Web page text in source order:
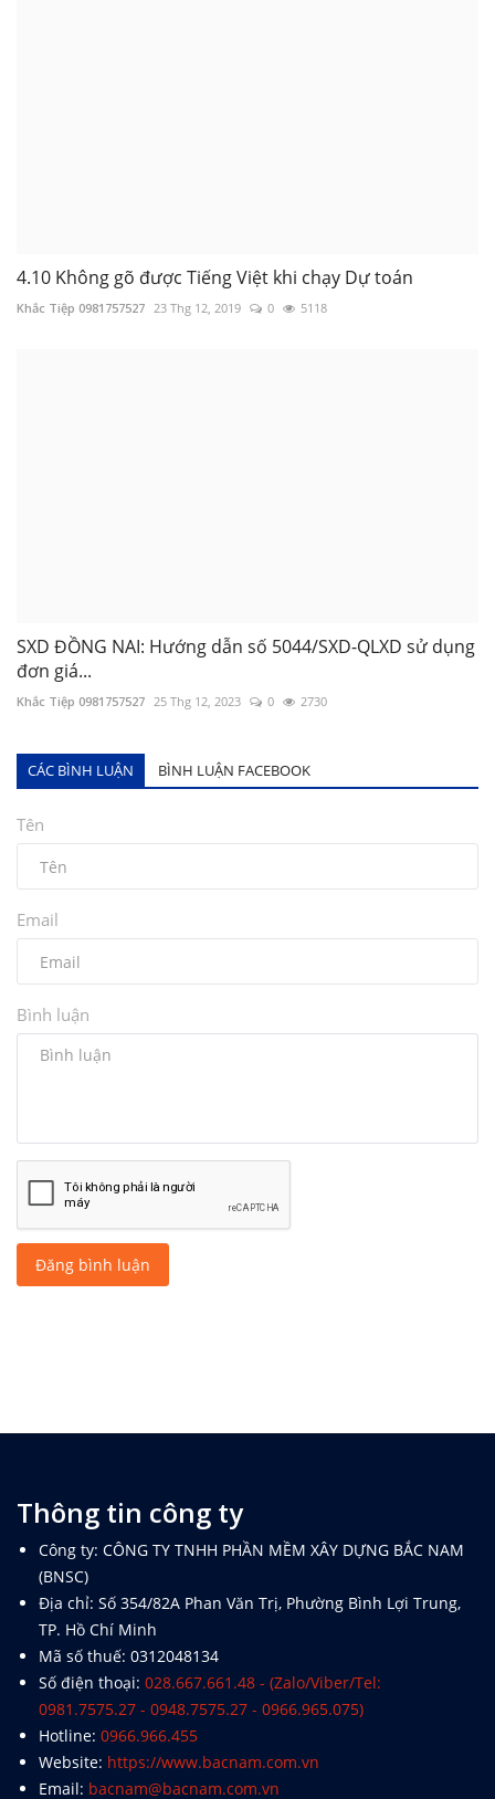
4.10 Không gõ được Tiếng Việt khi chạy Dự toán
Khắc Tiệp 0981757527 23 Thg 12, 2019 0 5118
SXD ĐỒNG NAI: Hướng dẫn số 5044/SXD-QLXD sử dụng
đơn giá...
Khắc Tiệp 0981757527 25 Thg 12, 2023 0 2730
CÁC BÌNH LUẬN BÌNH LUẬN FACEBOOK
Tên
Email
Bình luận
Đăng bình luận
Thông tin công ty
Công ty: CÔNG TY TNHH PHẦN MỀM XÂY DỰNG BẮC NAM
(BNSC)
Địa chỉ: Số 354/82A Phan Văn Trị, Phường Bình Lợi Trung,
TP. Hồ Chí Minh
Mã số thuế: 0312048134
Số điện thoại: 028.667.661.48 - (Zalo/Viber/Tel:
0981.7575.27 - 0948.7575.27 - 0966.965.075)
Hotline: 0966.966.455
Website: https://www.bacnam.com.vn
Email: bacnam@bacnam.com.vn